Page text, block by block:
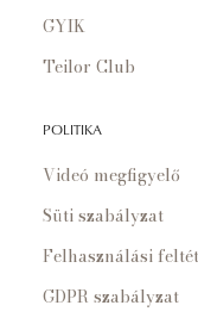
GYIK
Teilor Club
POLITIKA
Videó megfigyelő
Süti szabályzat
Felhasználási
GDPR szabályzat